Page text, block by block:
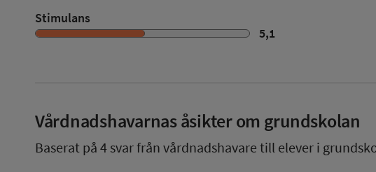
Stimulans
5,1
Vårdnadshavarnas åsikter om grundskolan
Baserat på 4 svar från vårdnadshavare till elever i